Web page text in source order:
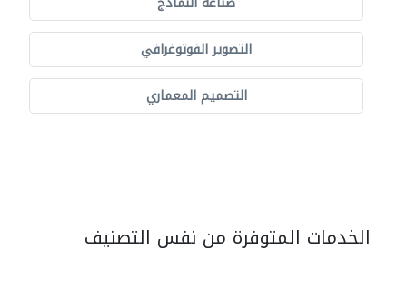
التصوير الفوتوغرافي
التصميم المعماري
الخدمات المتوفرة من نفس التصنيف